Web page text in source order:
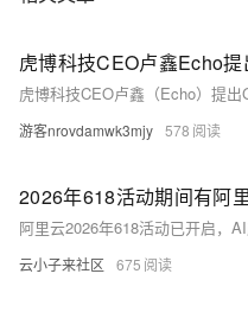
游客nrovdamwk3mjy 578
云小子来社区 675